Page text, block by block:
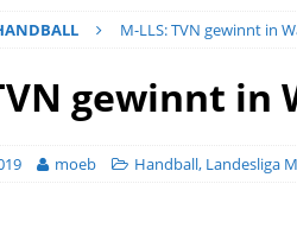
M-LLS: TVN gewinnt in
gewinnt in
moeb Handball, Landesliga